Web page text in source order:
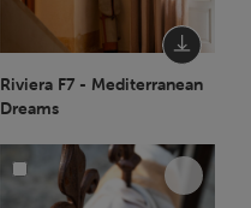
Riviera F7 - Mediterranean
Dreams